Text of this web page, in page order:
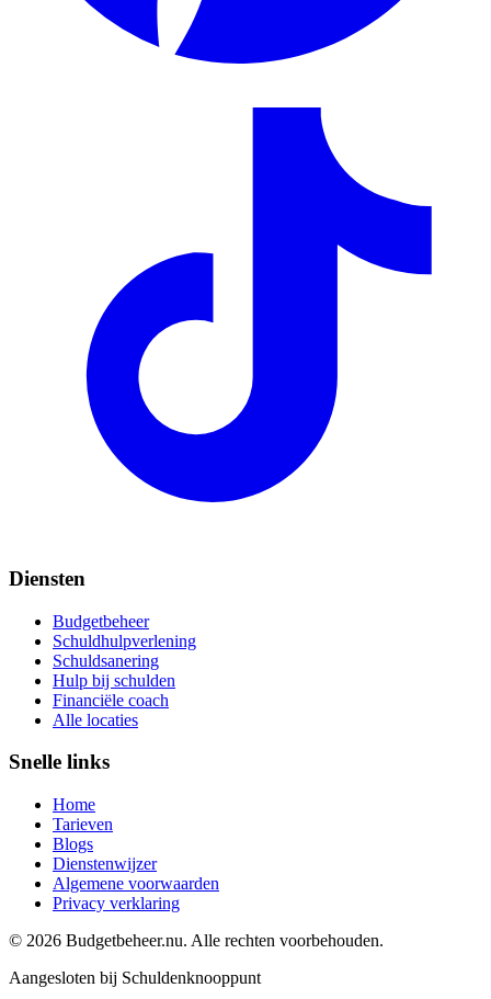
Diensten
Budgetbeheer
Schuldhulpverlening
Schuldsanering
Hulp bij schulden
Financiële coach
Alle locaties
Snelle links
Home
Tarieven
Blogs
Dienstenwijzer
Algemene voorwaarden
Privacy verklaring
© 2026 Budgetbeheer.nu. Alle rechten voorbehouden.
Aangesloten bij Schuldenknooppunt